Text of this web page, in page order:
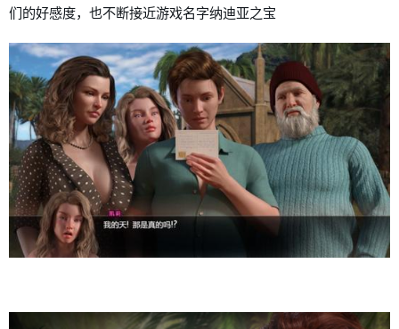
们的好感度，也不断接近游戏名字纳迪亚之宝